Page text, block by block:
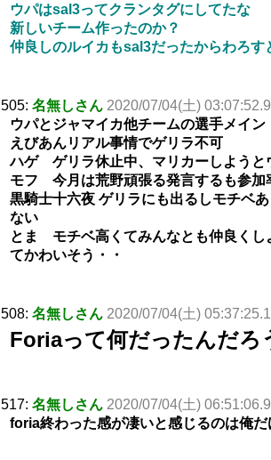
ウパはsal3ってクランタグにしてたな
新しいチーム作ったのか？
仲良しのルイカもsal3だったからわろ
505: 名無しさん 2020/07/04(土)
ウパとジャマイカ他チームの選手メイン
えびあんリアル事情でゲリラ不可
ハゲ ゲリラ休止中、マリカーしようと
モフ 今月は荒野頑張る発言するも参加
黒騎士十六夜 ゲリラにも出るしモチベ
ない
とま モチベ高くてみんなとも仲良くし
てかわいそう・・
508: 名無しさん 2020/07/04(土)
Foriaって何だったんだろ
517: 名無しさん 2020/07/04(土)
foria終わった感が凄いと感じるのは俺だ